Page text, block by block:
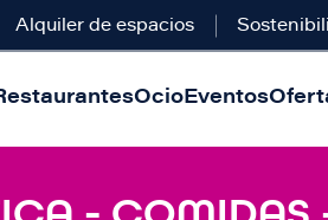
Alquiler de espacios
OcioEventos